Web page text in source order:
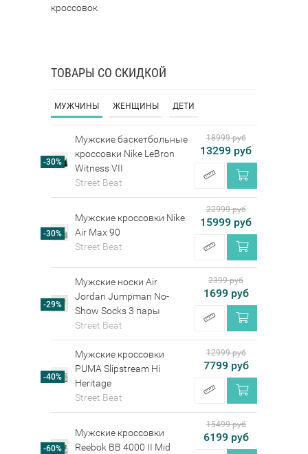
кроссовок
ТОВАРЫ СО СКИДКОЙ
МУЖЧИНЫ ЖЕНЩИНЫ ДЕТИ
-30%
Мужские баскетбольные
кроссовки Nike LeBron
Witness VII
Street Beat
18999 руб
13299 руб
-30%
Мужские кроссовки Nike
Air Max 90
Street Beat
22999 руб
15999 руб
-29%
Мужские носки Air
Jordan Jumpman No-
Show Socks 3 пары
Street Beat
2399 руб
1699 руб
-40%
Мужские кроссовки
PUMA Slipstream Hi
Heritage
Street Beat
12999 руб
7799 руб
-60%
Мужские кроссовки
Reebok BB 4000 II Mid
15499 руб
6199 руб